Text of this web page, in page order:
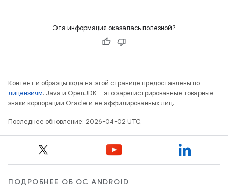
Эта информация оказалась полезной?
Контент и образцы кода на этой странице предоставлены по
лицензиям. Java и OpenJDK – это зарегистрированные товарные
знаки корпорации Oracle и ее аффилированных лиц.
Последнее обновление: 2026-04-02 UTC.
ПОДРОБНЕЕ ОБ ОС ANDROID